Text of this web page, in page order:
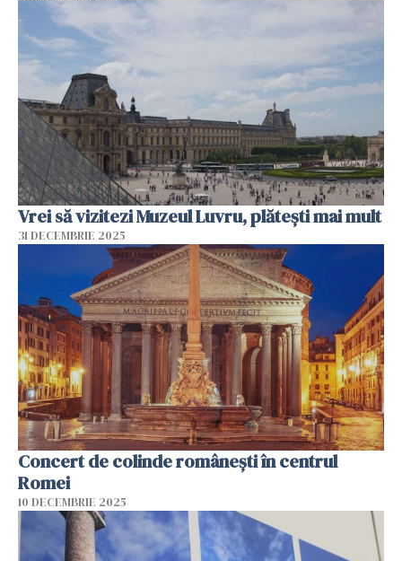
Vrei să vizitezi Muzeul Luvru, plătești mai mult
31 DECEMBRIE 2025
Concert de colinde româneşti în centrul
Romei
10 DECEMBRIE 2025